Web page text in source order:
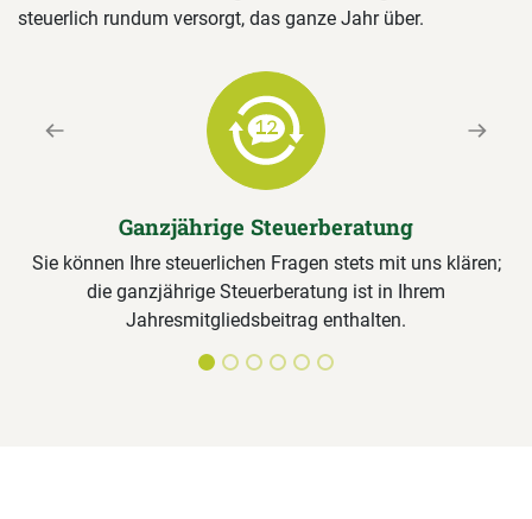
steuerlich rundum versorgt, das ganze Jahr über.
Ganzjährige Steuerberatung
Sie können Ihre steuerlichen Fragen stets mit uns klären;
die ganzjährige Steuerberatung ist in Ihrem
Jahresmitgliedsbeitrag enthalten.
Previous Next